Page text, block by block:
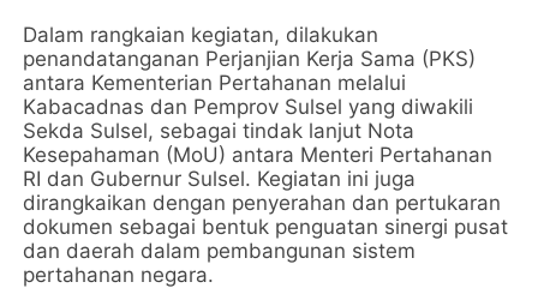
Dalam rangkaian kegiatan, dilakukan
penandatanganan Perjanjian Kerja Sama (PKS)
antara Kementerian Pertahanan melalui
Kabacadnas dan Pemprov Sulsel yang diwakili
Sekda Sulsel, sebagai tindak lanjut Nota
Kesepahaman (MoU) antara Menteri Pertahanan
RI dan Gubernur Sulsel. Kegiatan ini juga
dirangkaikan dengan penyerahan dan pertukaran
dokumen sebagai bentuk penguatan sinergi pusat
dan daerah dalam pembangunan sistem
pertahanan negara.